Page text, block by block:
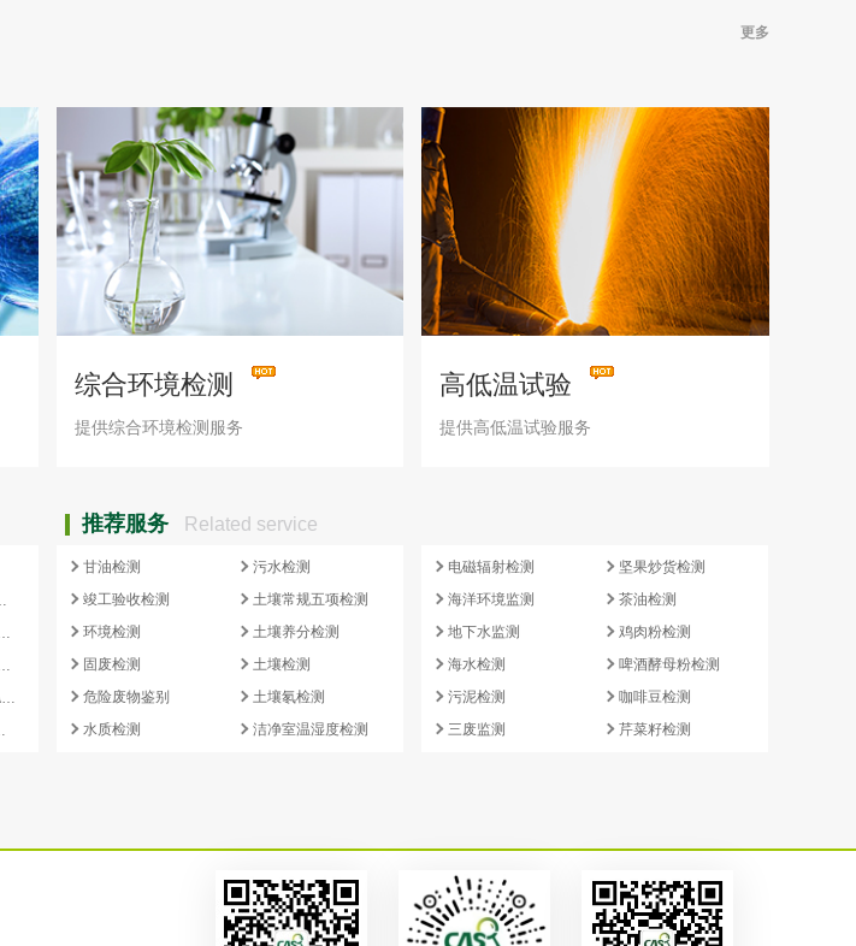
更多
综合环境检测
提供综合环境检测服务
高低温试验
提供高低温试验服务
推荐服务 Related service
影响评价第二次公示
壤污染状况初步调查报告公示
党的二十大精神知识竞赛”一等奖
广州国际航空产业科技创新城项目储备土地AB2909029、AB2909005地块土壤污染状况初步调查报告公示
查报告公示
甘油检测
竣工验收检测
环境检测
固废检测
危险废物鉴别
水质检测
污水检测
土壤常规五项检测
土壤养分检测
土壤检测
土壤氡检测
洁净室温湿度检测
电磁辐射检测
海洋环境监测
地下水监测
海水检测
污泥检测
三废监测
坚果炒货检测
茶油检测
鸡肉粉检测
啤酒酵母粉检测
咖啡豆检测
芹菜籽检测